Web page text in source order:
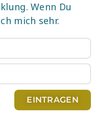
Wenn Du
mich sehr.
EINTRAGEN